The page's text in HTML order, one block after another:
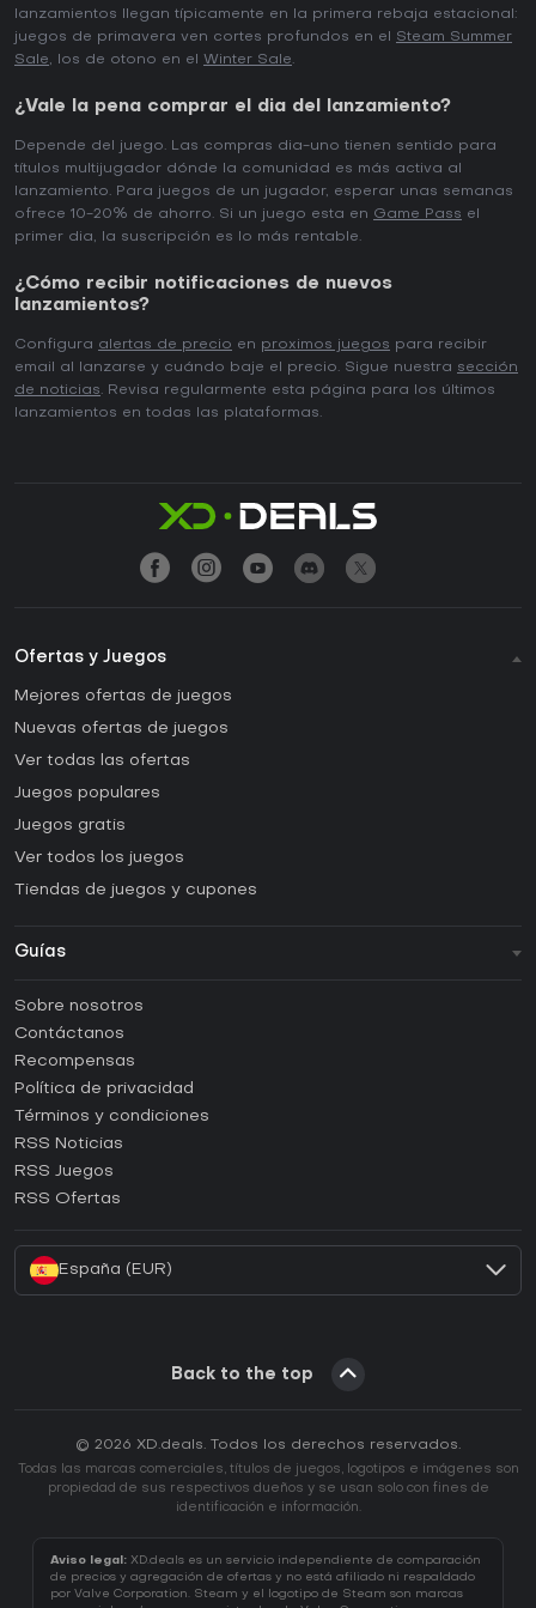
lanzamientos llegan típicamente en la primera rebaja estacional:
juegos de primavera ven cortes profundos en el Steam Summer
Sale, los de otono en el Winter Sale.
¿Vale la pena comprar el dia del lanzamiento?
Depende del juego. Las compras dia-uno tienen sentido para
títulos multijugador dónde la comunidad es más activa al
lanzamiento. Para juegos de un jugador, esperar unas semanas
ofrece 10-20% de ahorro. Si un juego esta en Game Pass el
primer dia, la suscripción es lo más rentable.
¿Cómo recibir notificaciones de nuevos
lanzamientos?
Configura alertas de precio en proximos juegos para recibir
email al lanzarse y cuándo baje el precio. Sigue nuestra sección
de noticias. Revisa regularmente esta página para los últimos
lanzamientos en todas las plataformas.
Ofertas y Juegos
Mejores ofertas de juegos
Nuevas ofertas de juegos
Ver todas las ofertas
Juegos populares
Juegos gratis
Ver todos los juegos
Tiendas de juegos y cupones
Guías
Guías y tutoriales
¿Cómo activar una CD Key de Steam?
¿Cómo activar una CD Key de Epic Games?
¿Cómo activar una CD Key de GOG?
¿Cómo activar una CD Key de Ubisoft Connect?
¿Cómo activar una CD Key de EA App?
Sobre nosotros
Contáctanos
Recompensas
Política de privacidad
Términos y condiciones
RSS Noticias
RSS Juegos
RSS Ofertas
España (EUR)
Back to the top
© 2026 XD.deals. Todos los derechos reservados.
Todas las marcas comerciales, títulos de juegos, logotipos e imágenes son
propiedad de sus respectivos dueños y se usan solo con fines de
identificación e información.
Aviso legal: XD.deals es un servicio independiente de comparación
de precios y agregación de ofertas y no está afiliado ni respaldado
por Valve Corporation. Steam y el logotipo de Steam son marcas